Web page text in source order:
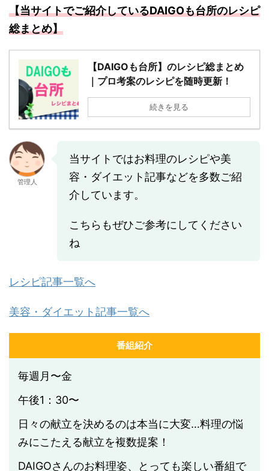
【当サイトでご紹介しているDAIGOも台所のレシピ
総まとめ】
【DAIGOも台所】のレシピ総まとめ
｜プロ考案のレシピを随時更新！
続きを見る
管理人
当サイトではお料理のレシピや美
容・ダイエット記事などを多数ご紹
介しています。
こちらもぜひご参考にしてください
ね
レシピ記事一覧へ
美容・ダイエット記事一覧へ
番組紹介
毎週月〜金
午後1：30〜
日々の献立を決めるのは本当に大変…料理の悩
みにこたえる献立を複数提案！
DAIGOさんのお料理姿、とっても楽しい番組で